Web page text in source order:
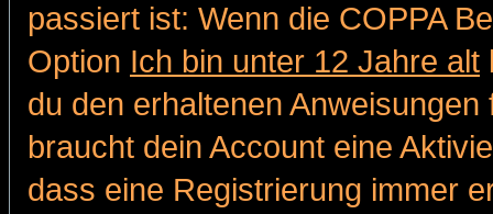
passiert ist: Wenn die COPPA
Option Ich bin unter 12 Jahre alt
du den erhaltenen
braucht dein Account eine
dass eine Registrierung immer